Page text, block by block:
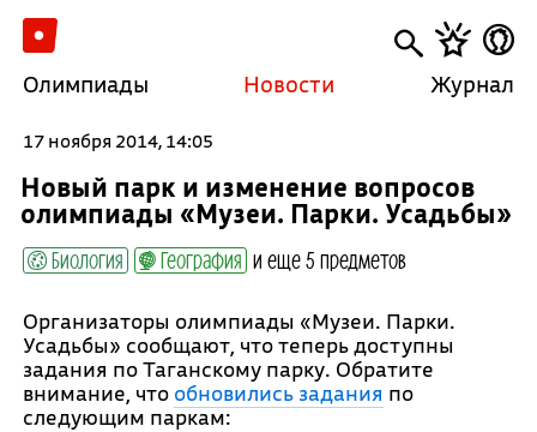
Олимпиады Новости Журнал
17 ноября 2014, 14:05
Новый парк и изменение вопросов
олимпиады «Музеи. Парки. Усадьбы»
Биология География и еще 5 предметов
Организаторы олимпиады «Музеи. Парки.
Усадьбы» сообщают, что теперь доступны
задания по Таганскому парку. Обратите
внимание, что обновились задания по
следующим паркам: